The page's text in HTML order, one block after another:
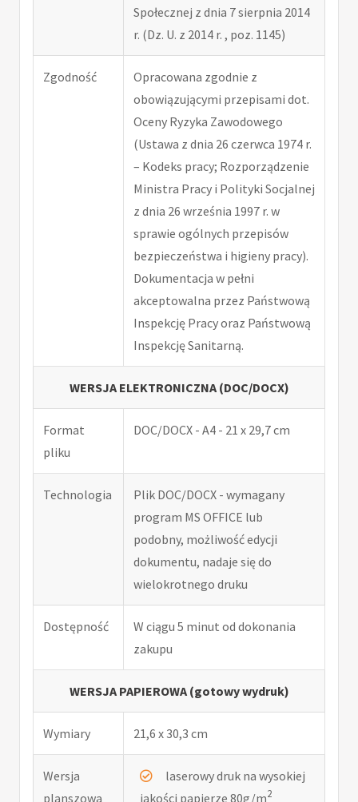
Społecznej z dnia 7 sierpnia 2014
r. (Dz. U. z 2014 r. , poz. 1145)
Zgodność
Opracowana zgodnie z
obowiązującymi przepisami dot.
Oceny Ryzyka Zawodowego
(Ustawa z dnia 26 czerwca 1974 r.
– Kodeks pracy; Rozporządzenie
Ministra Pracy i Polityki Socjalnej
z dnia 26 września 1997 r. w
sprawie ogólnych przepisów
bezpieczeństwa i higieny pracy).
Dokumentacja w pełni
akceptowalna przez Państwową
Inspekcję Pracy oraz Państwową
Inspekcję Sanitarną.
WERSJA ELEKTRONICZNA (DOC/DOCX)
Format
pliku
DOC/DOCX - A4 - 21 x 29,7 cm
Technologia
Plik DOC/DOCX - wymagany
program MS OFFICE lub
podobny, możliwość edycji
dokumentu, nadaje się do
wielokrotnego druku
Dostępność
W ciągu 5 minut od dokonania
zakupu
WERSJA PAPIEROWA (gotowy wydruk)
Wymiary 21,6 x 30,3 cm
Wersja
planszowa
laserowy druk na wysokiej
jakości papierze 80g/m2